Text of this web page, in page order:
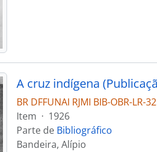
BR DFFUNAI RJMI BIB-OBR-LR-
Item · 1926
Parte de Bibliográfico
Bandeira, Alípio